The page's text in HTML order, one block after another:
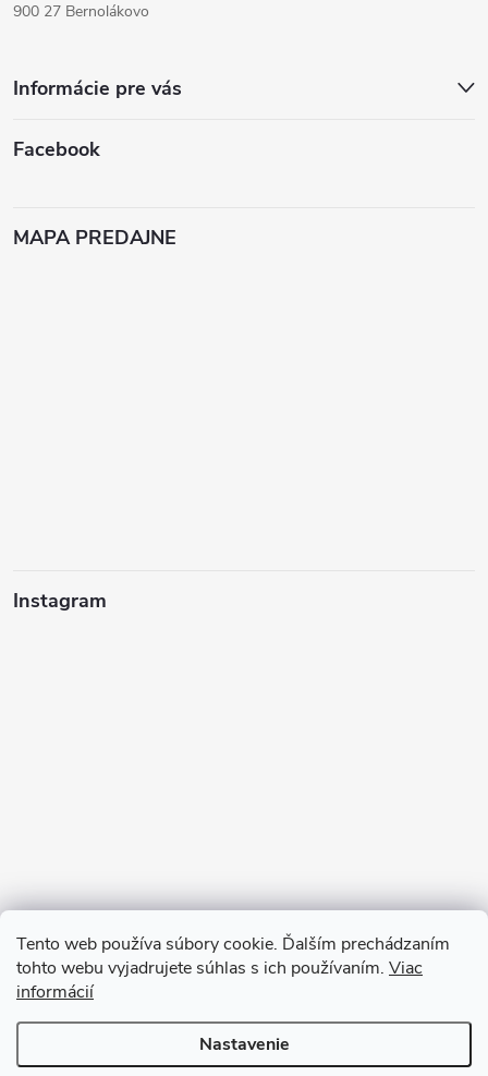
Tento web používa súbory cookie. Ďalším prechádzaním
tohto webu vyjadrujete súhlas s ich používaním. Viac
informácií
Nastavenie
Informácie pre vás
Facebook
900 27 Bernolákovo
MAPA PREDAJNE
Instagram
Copyright 2026Ratanea.sk. Všetky práva vyhradené.Upraviť nastavenie